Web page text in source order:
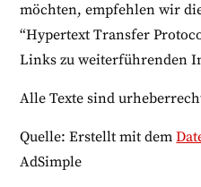
möchten, empfehlen wir
“Hypertext Transfer
Links zu weiterführenden
Alle Texte sind
Quelle: Erstellt mit dem
AdSimple